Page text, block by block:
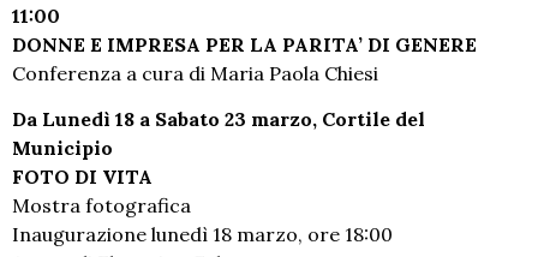
11:00
DONNE E IMPRESA PER LA PARITA’ DI GENERE
Conferenza a cura di Maria Paola Chiesi
Da Lunedì 18 a Sabato 23 marzo, Cortile del
Municipio
FOTO DI VITA
Mostra fotografica
Inaugurazione lunedì 18 marzo, ore 18:00